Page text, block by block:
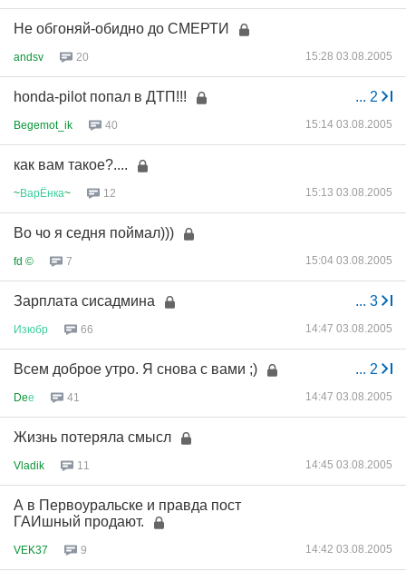
Не обгоняй-обидно до СМЕРТИ
andsv 20 15:28 03.08.2005
... 2
honda-pilot попал в ДТП!!!
Begemot_ik 40 15:14 03.08.2005
как вам такое?....
~ВарЁнка~ 12 15:13 03.08.2005
Во чо я седня поймал)))
fd © 7 15:04 03.08.2005
... 3
Зарплата сисадмина
Изюбр 66 14:47 03.08.2005
... 2
Всем доброе утро. Я снова с вами ;)
Deе 41 14:47 03.08.2005
Жизнь потеряла смысл
Vladik 11 14:45 03.08.2005
А в Первоуральске и правда пост
ГАИшный продают.
VEK37 9 14:42 03.08.2005